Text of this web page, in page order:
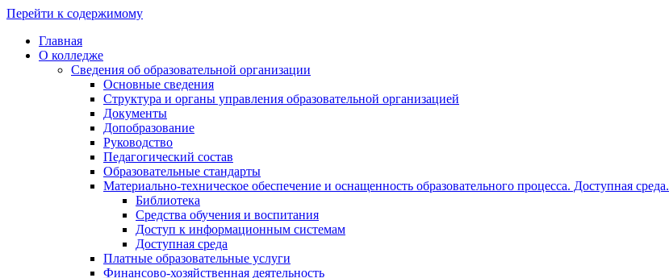
Перейти к содержимому
Главная
О колледже
Сведения об образовательной организации
Основные сведения
Структура и органы управления образовательной организацией
Документы
Допобразование
Руководство
Педагогический состав
Образовательные стандарты
Материально-техническое обеспечение и оснащенность образовательного процесса. Доступная среда.
Библиотека
Средства обучения и воспитания
Доступ к информационным системам
Доступная среда
Платные образовательные услуги
Финансово-хозяйственная деятельность